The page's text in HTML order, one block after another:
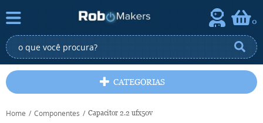
0
CATEGORIAS
Home Componentes Capacitor 2.2 ufx50v